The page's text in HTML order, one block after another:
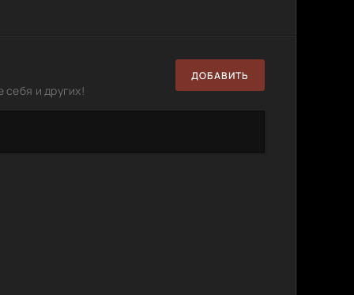
MB
3.27 GB
и других!
ДОБАВИТЬ